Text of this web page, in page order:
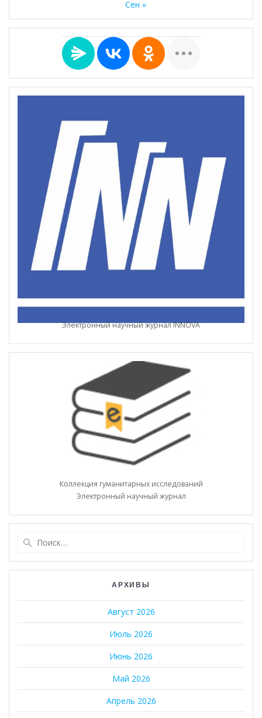
Сен »
Электронный научный журнал INNOVA
Коллекция гуманитарных исследований
Электронный научный журнал
АРХИВЫ
Август 2026
Июль 2026
Июнь 2026
Май 2026
Апрель 2026